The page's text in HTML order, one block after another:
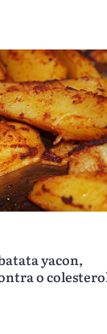
yacon,
o